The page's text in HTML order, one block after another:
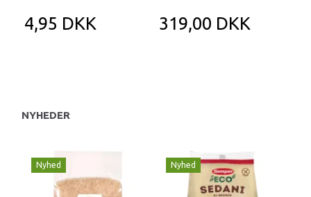
4,95 DKK 319,00 DKK
NYHEDER
Nyhed Nyhed